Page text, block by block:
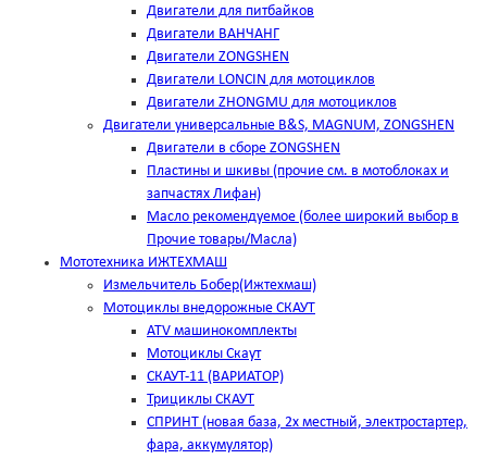
Двигатели для питбайков
Двигатели ВАНЧАНГ
Двигатели ZONGSHEN
Двигатели LONCIN для мотоциклов
Двигатели ZHONGMU для мотоциклов
Двигатели универсальные B&S, MAGNUM, ZONGSHEN
Двигатели в сборе ZONGSHEN
Пластины и шкивы (прочие см. в мотоблоках и
запчастях Лифан)
Масло рекомендуемое (более широкий выбор в
Прочие товары/Масла)
Мототехника ИЖТЕХМАШ
Измельчитель Бобер(Ижтехмаш)
Мотоциклы внедорожные СКАУТ
ATV машинокомплекты
Мотоциклы Скаут
СКАУТ-11 (ВАРИАТОР)
Трициклы СКАУТ
СПРИНТ (новая база, 2х местный, электростартер,
фара, аккумулятор)